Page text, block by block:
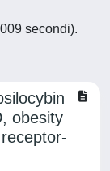
secondi).
obesity